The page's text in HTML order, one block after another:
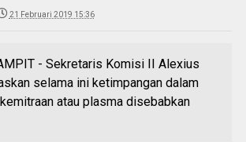
21 Februari 2019 15:36
- Sekretaris Komisi II Alexius
selama ini ketimpangan dalam
atau plasma disebabkan